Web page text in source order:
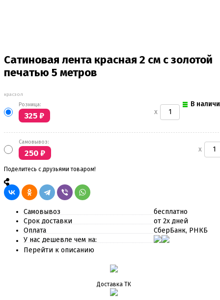
Сатиновая лента красная 2 см с золотой
печатью 5 метров
красзол
В
Розница:
325 ₽ x
Самовывоз:
250 ₽ x
Поделитесь с друзьями товаром!
Самовывоз
бесплатно
Срок доставки
от 2х дней
Оплата
СберБанк, РНКБ
У нас дешевле чем на:
Перейти к описанию
Доставка ТК